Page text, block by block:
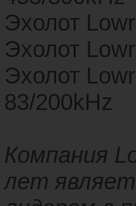
Эхолот
Эхолот
Эхолот
83/200kHz
Компания
лет